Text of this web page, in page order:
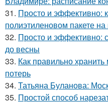
31. Просто и эффективно:
полиэтиленовом пакете
32. Просто и эффективно:
до весны
33. Как правильно
потерь
34. Татьяна Буланова:
35. Простой способ